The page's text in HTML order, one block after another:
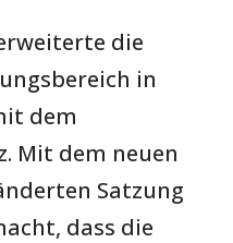
die
in
dem
Mit dem neuen
Satzung
dass die